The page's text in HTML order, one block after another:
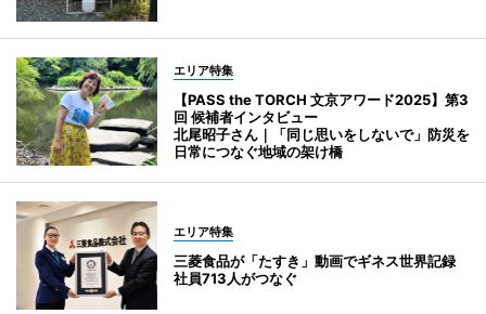
エリア特集
【PASS the TORCH 文京アワード2025】第3
回 候補者インタビュー
北尾昭子さん｜「同じ思いをしないで」防災を
日常につなぐ地域の架け橋
エリア特集
三菱食品が「たすき」動画でギネス世界記録
社員713人がつなぐ